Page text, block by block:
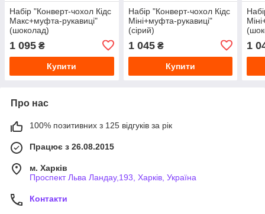
Набір "Конверт-чохол Кідс
Макс+муфта-рукавиці"
(шоколад)
1 095 ₴
Купити
Набір "Конверт-чохол Кідс
Міні+муфта-рукавиці"
(сірий)
1 045₴
Купити
1
Про нас
100% позитивних з 125 відгуків за рік
Працює з 26.08.2015
м. Харків
Проспект Льва Ландау,193, Харків, Україна
Контакти